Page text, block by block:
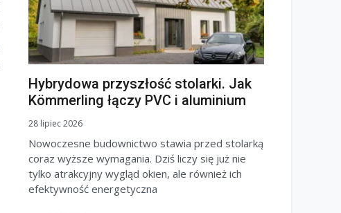
Hybrydowa przyszłość stolarki. Jak
Kömmerling łączy PVC i aluminium
28 lipiec 2026
Nowoczesne budownictwo stawia przed stolarką
coraz wyższe wymagania. Dziś liczy się już nie
tylko atrakcyjny wygląd okien, ale również ich
efektywność energetyczna